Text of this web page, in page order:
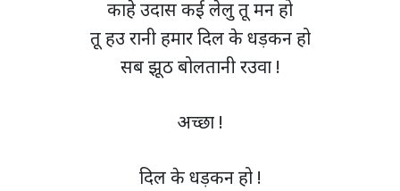
काहे उदास कई लेलु तू मन हो
तू हउ रानी हमार दिल के धड़कन हो
सब झूठ बोलतानी रउवा !
अच्छा !
दिल के धड़कन हो !